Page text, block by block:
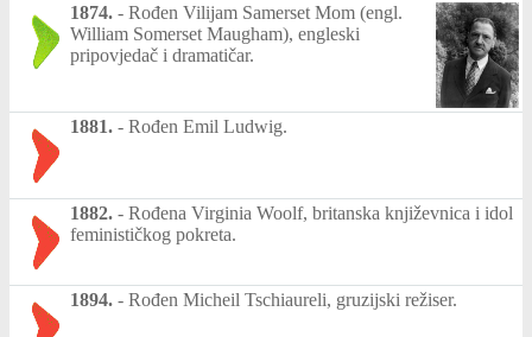
1874. - Rođen Vilijam Samerset Mom (engl.
William Somerset Maugham), engleski
pripovjedač i dramatičar.
1881. - Rođen Emil Ludwig.
1882. - Rođena Virginia Woolf, britanska književnica i idol
feminističkog pokreta.
1894. - Rođen Micheil Tschiaureli, gruzijski režiser.